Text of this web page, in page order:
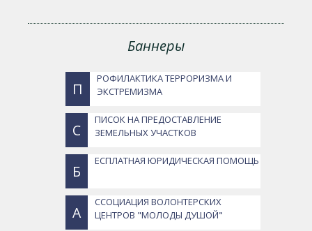
Баннеры
П
РОФИЛАКТИКА ТЕРРОРИЗМА И
ЭКСТРЕМИЗМА
С
ПИСОК НА ПРЕДОСТАВЛЕНИЕ
ЗЕМЕЛЬНЫХ УЧАСТКОВ
Б
ЕСПЛАТНАЯ ЮРИДИЧЕСКАЯ ПОМОЩЬ
А
ССОЦИАЦИЯ ВОЛОНТЕРСКИХ
ЦЕНТРОВ "МОЛОДЫ ДУШОЙ"